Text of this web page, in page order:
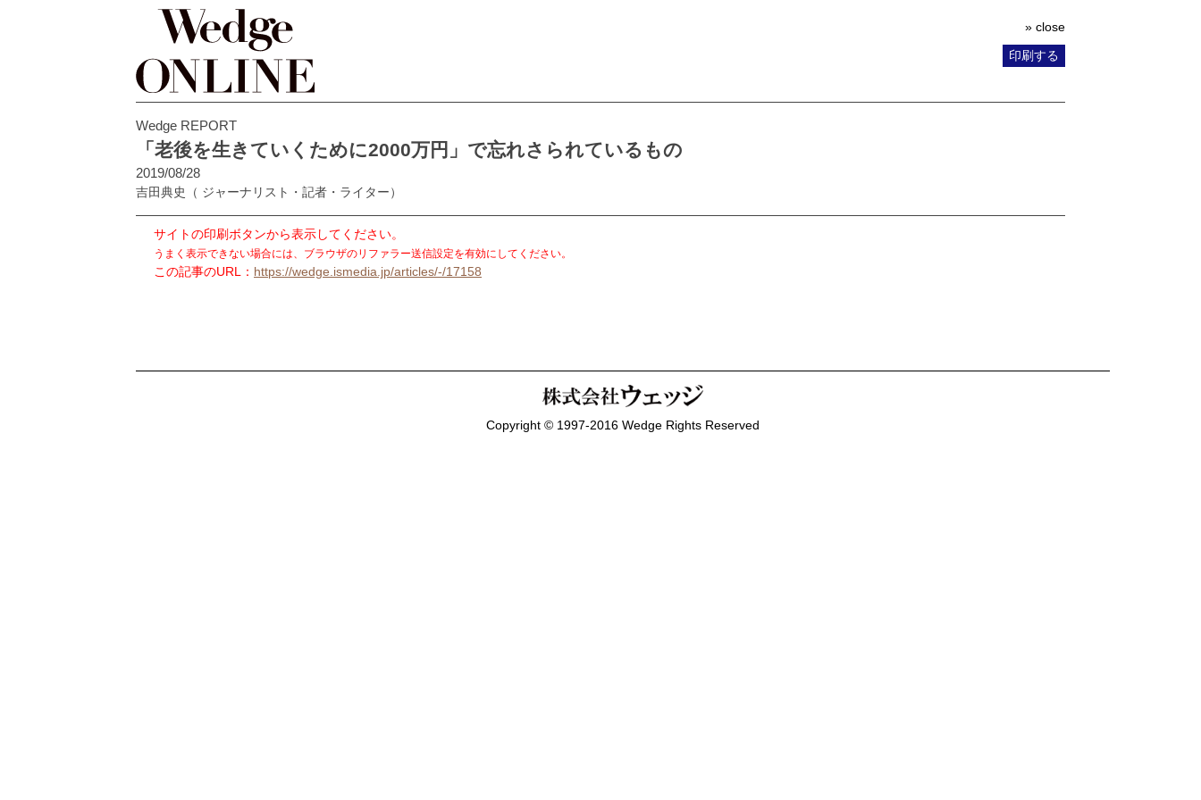
» close
印刷する
Wedge REPORT
「老後を生きていくために2000万円」で忘れさられているもの
2019/08/28
吉田典史 （ ジャーナリスト・記者・ライター）
サイトの印刷ボタンから表示してください。
うまく表示できない場合には、ブラウザのリファラー送信設定を有効にしてください。
この記事のURL： https://wedge.ismedia.jp/articles/-/17158
Copyright © 1997-2016 Wedge Rights Reserved